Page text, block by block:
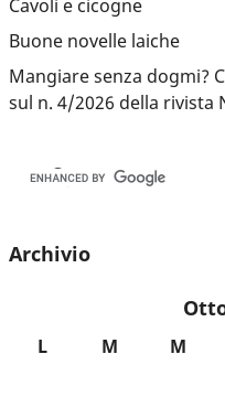
Cavoli e cicogne
Buone novelle laiche
Mangiare senza dogmi?
sul n. 4/2026 della rivista
Archivio
L M M